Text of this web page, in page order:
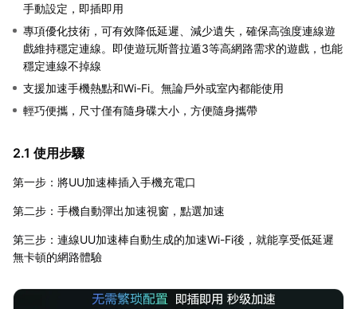
手動設定，即插即用
專項優化技術，可有效降低延遲、減少遺失，確保高強度連線遊
戲維持穩定連線。即使遊玩斯普拉遁3等高網路需求的遊戲，也能
穩定連線不掉線
支援加速手機熱點和Wi-Fi。無論戶外或室內都能使用
輕巧便攜，尺寸僅有隨身碟大小，方便隨身攜帶
2.1 使用步驟
第一步：將UU加速棒插入手機充電口
第二步：手機自動彈出加速視窗，點選加速
第三步：連線UU加速棒自動生成的加速Wi-Fi後，就能享受低延遲
無卡頓的網路體驗